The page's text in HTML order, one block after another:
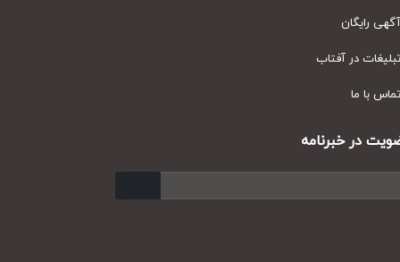
رایگان
در آفتاب
با ما
در خبرنامه